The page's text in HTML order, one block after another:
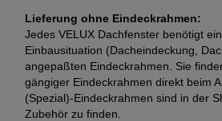
Lieferung ohne Eindeckrahmen:
Jedes VELUX Dachfenster benötigt
Einbausituation (Dacheindeckung,
angepaßten Eindeckrahmen. Sie
gängiger Eindeckrahmen direkt beim
(Spezial)-Eindeckrahmen sind in der
Zubehör zu finden.